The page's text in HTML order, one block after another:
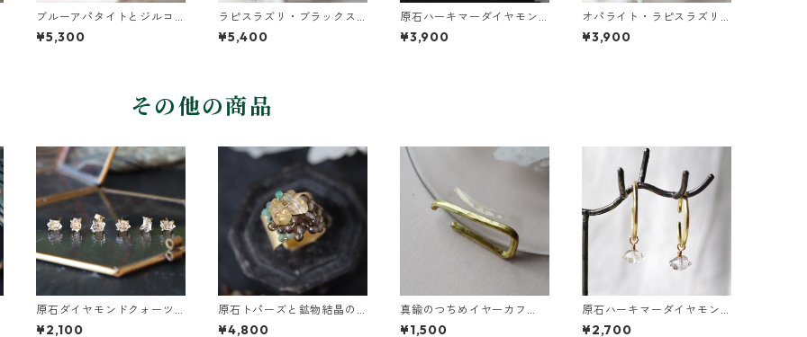
ブルーアパタイトとジルコ
ンの真鍮3連バングル
¥5,300
ラピスラズリ・ブラックス
ピネル・パールの3連バング
ル
¥5,400
原石ハーキマーダイヤモン
ドの真鍮3連バングル
¥3,900
オパライト・ラピスラズリ
の2連バングル
¥3,900
その他の商品
原石ダイヤモンドクォーツ
のプチピアス（一粒/片方）
¥2,100
原石トパーズと鉱物結晶の
真鍮幅広イヤーカフ
¥4,800
真鍮のつちめイヤーカフ
（インダストリアル風）
¥1,500
原石ハーキマーダイヤモン
ドのぶら下がりイヤーカフ
¥2,700